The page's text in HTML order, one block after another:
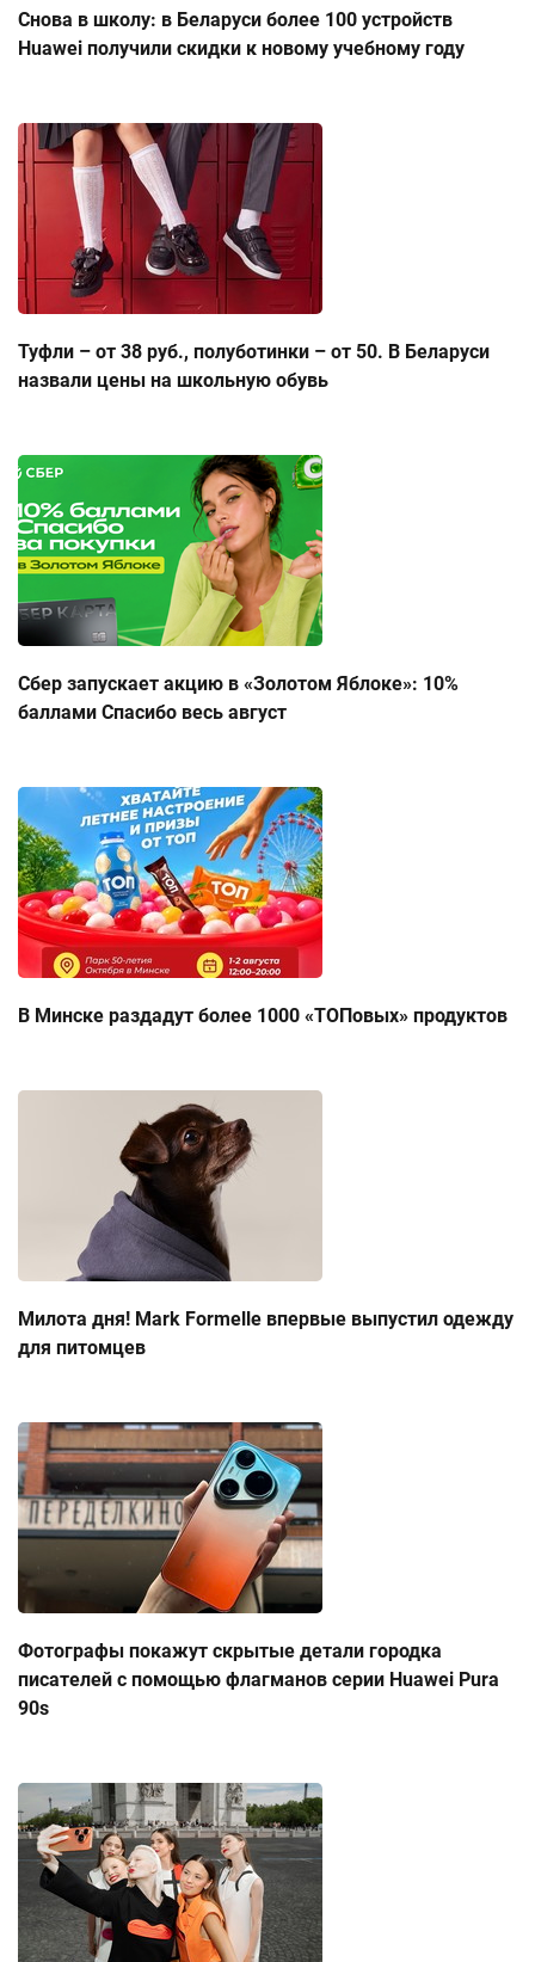
Снова в школу: в Беларуси более 100 устройств
Huawei получили скидки к новому учебному году
Туфли – от 38 руб., полуботинки – от 50. В Беларуси
назвали цены на школьную обувь
Сбер запускает акцию в «Золотом Яблоке»: 10%
баллами Спасибо весь август
В Минске раздадут более 1000 «ТОПовых» продуктов
Милота дня! Mark Formelle впервые выпустил одежду
для питомцев
Фотографы покажут скрытые детали городка
писателей с помощью флагманов серии Huawei Pura
90s